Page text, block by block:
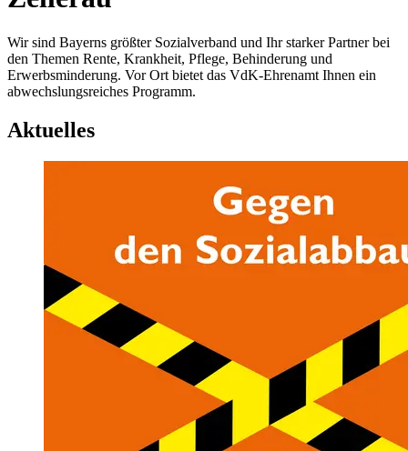
Wir sind Bayerns größter Sozialverband und Ihr starker Partner bei
den Themen Rente, Krankheit, Pflege, Behinderung und
Erwerbsminderung. Vor Ort bietet das VdK-Ehrenamt Ihnen ein
abwechslungsreiches Programm.
Aktuelles